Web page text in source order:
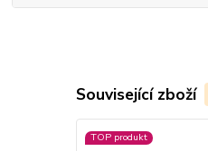
Související zboží
TOP produkt